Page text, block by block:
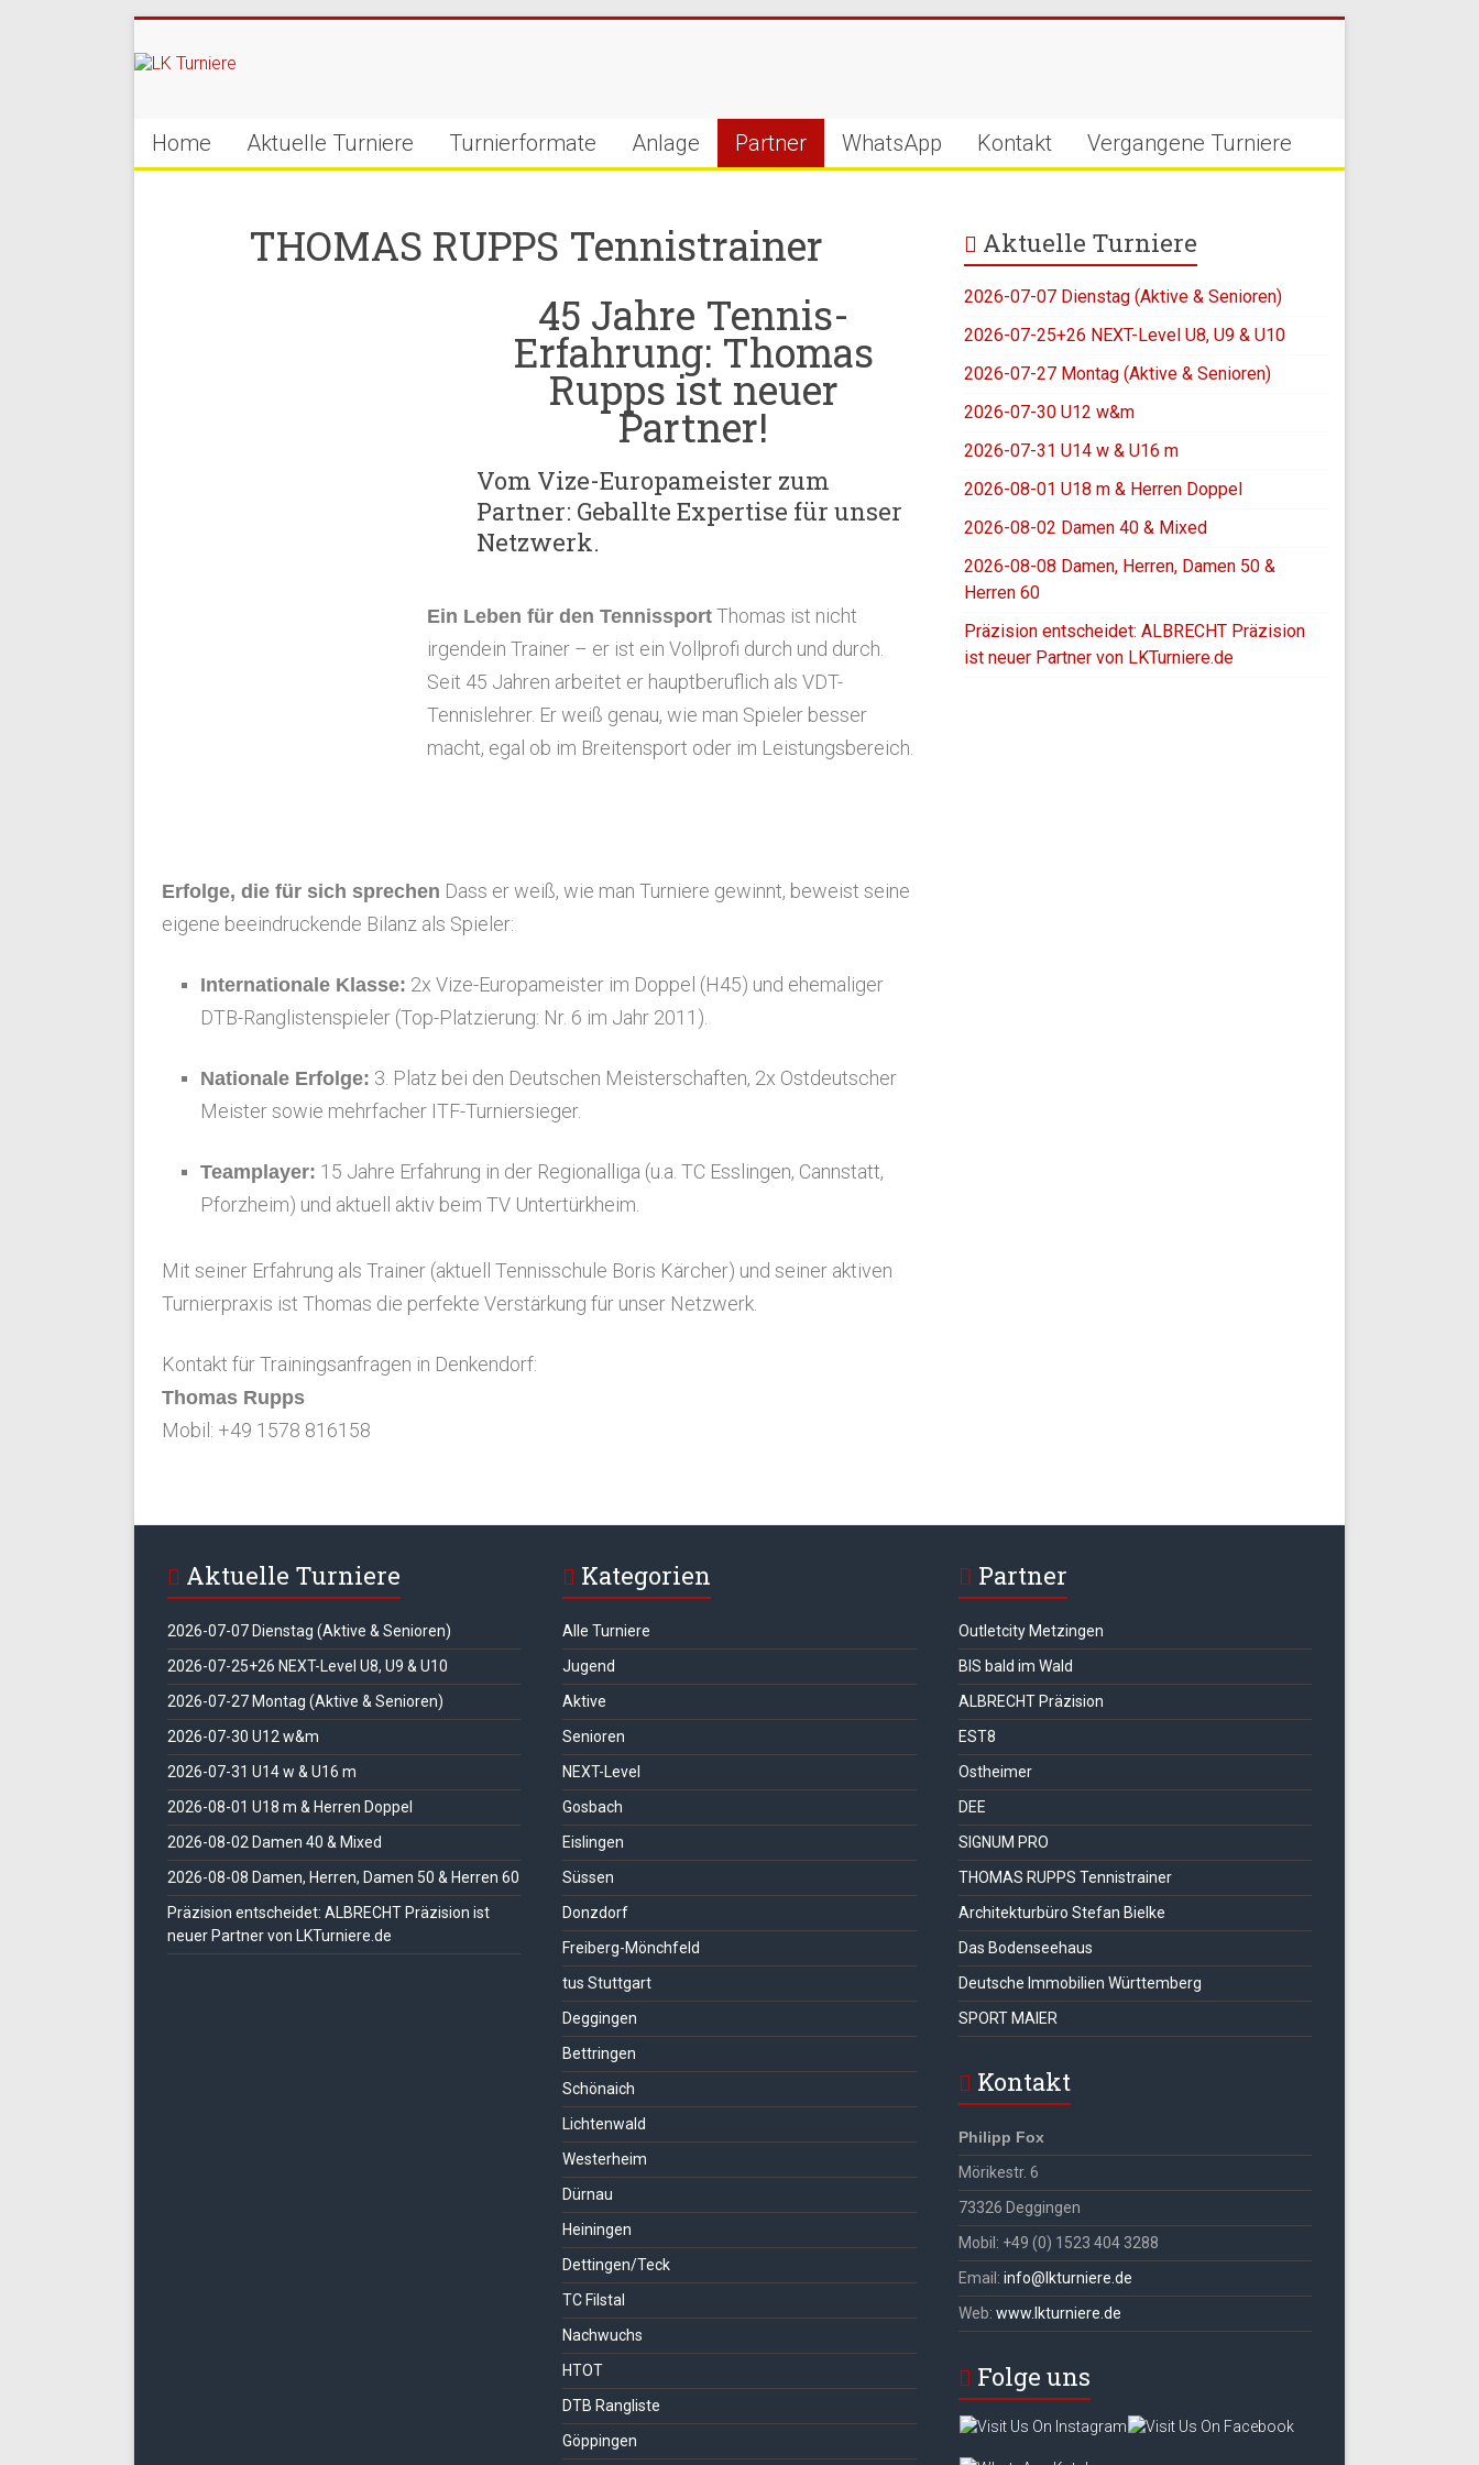
Home Aktuelle Turniere Turnierformate Anlage Partner WhatsApp Kontakt Vergangene Turniere
THOMAS RUPPS Tennistrainer
45 Jahre Tennis-
Erfahrung: Thomas
Rupps ist neuer
Partner!
Vom Vize-Europameister zum
Partner: Geballte Expertise für unser
Netzwerk.
Ein Leben für den Tennissport Thomas ist nicht
irgendein Trainer – er ist ein Vollprofi durch und durch.
Seit 45 Jahren arbeitet er hauptberuflich als VDT-
Tennislehrer. Er weiß genau, wie man Spieler besser
macht, egal ob im Breitensport oder im Leistungsbereich.
Erfolge, die für sich sprechen Dass er weiß, wie man Turniere gewinnt, beweist seine
eigene beeindruckende Bilanz als Spieler:
Internationale Klasse: 2x Vize-Europameister im Doppel (H45) und ehemaliger
DTB-Ranglistenspieler (Top-Platzierung: Nr. 6 im Jahr 2011).
Nationale Erfolge: 3. Platz bei den Deutschen Meisterschaften, 2x Ostdeutscher
Meister sowie mehrfacher ITF-Turniersieger.
Teamplayer: 15 Jahre Erfahrung in der Regionalliga (u.a. TC Esslingen, Cannstatt,
Pforzheim) und aktuell aktiv beim TV Untertürkheim.
Mit seiner Erfahrung als Trainer (aktuell Tennisschule Boris Kärcher) und seiner aktiven
Turnierpraxis ist Thomas die perfekte Verstärkung für unser Netzwerk.
Kontakt für Trainingsanfragen in Denkendorf:
Thomas Rupps
Mobil: +49 1578 816158
Aktuelle Turniere
2026-07-07 Dienstag (Aktive & Senioren)
2026-07-25+26 NEXT-Level U8, U9 & U10
2026-07-27 Montag (Aktive & Senioren)
2026-07-30 U12 w&m
2026-07-31 U14 w & U16 m
2026-08-01 U18 m & Herren Doppel
2026-08-02 Damen 40 & Mixed
2026-08-08 Damen, Herren, Damen 50 &
Herren 60
Präzision entscheidet: ALBRECHT Präzision
ist neuer Partner von LKTurniere.de
Aktuelle Turniere
2026-07-07 Dienstag (Aktive & Senioren)
2026-07-25+26 NEXT-Level U8, U9 & U10
2026-07-27 Montag (Aktive & Senioren)
2026-07-30 U12 w&m
2026-07-31 U14 w & U16 m
2026-08-01 U18 m & Herren Doppel
2026-08-02 Damen 40 & Mixed
2026-08-08 Damen, Herren, Damen 50 & Herren 60
Präzision entscheidet: ALBRECHT Präzision ist
neuer Partner von LKTurniere.de
Kategorien
Alle Turniere
Jugend
Aktive
Senioren
NEXT-Level
Gosbach
Eislingen
Süssen
Donzdorf
Freiberg-Mönchfeld
tus Stuttgart
Deggingen
Bettringen
Schönaich
Lichtenwald
Westerheim
Dürnau
Heiningen
Dettingen/Teck
TC Filstal
Nachwuchs
HTOT
DTB Rangliste
Göppingen
Partner
Outletcity Metzingen
BIS bald im Wald
ALBRECHT Präzision
EST8
Ostheimer
DEE
SIGNUM PRO
THOMAS RUPPS Tennistrainer
Architekturbüro Stefan Bielke
Das Bodenseehaus
Deutsche Immobilien Württemberg
SPORT MAIER
Kontakt
Philipp Fox
Mörikestr. 6
73326 Deggingen
Mobil: +49 (0) 1523 404 3288
Email: info@lkturniere.de
Web: www.lkturniere.de
Folge uns